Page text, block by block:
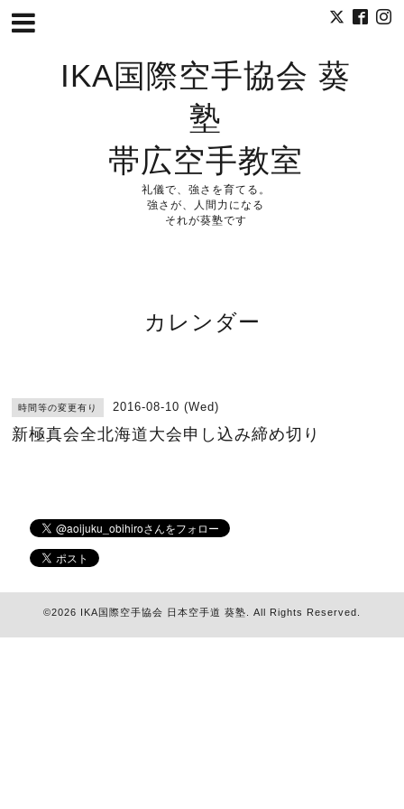
IKA国際空手協会 葵
塾
帯広空手教室
礼儀で、強さを育てる。
強さが、人間力になる
それが葵塾です
カレンダー
時間等の変更有り 2016-08-10 (Wed)
新極真会全北海道大会申し込み締め切り
©2026 IKA国際空手協会 日本空手道 葵塾 . All Rights Reserved.